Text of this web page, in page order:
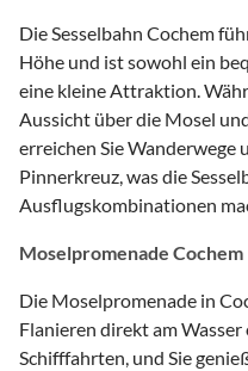
Die Sesselbahn Cochem
Höhe und ist sowohl ein
eine kleine Attraktion.
Aussicht über die Mosel
erreichen Sie Wanderwege
Pinnerkreuz, was die
Ausflugskombinationen
Moselpromenade Cochem
Die Moselpromenade in
Flanieren direkt am
Schifffahrten, und Sie